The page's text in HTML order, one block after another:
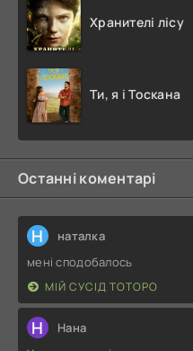
Хранителі лісу
Ти, я і Тоскана
Останні коментарі
Н наталка
мені сподобалось
МІЙ СУСІД ТОТОРО
Н Нана